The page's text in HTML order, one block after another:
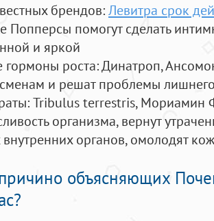
брендов:Левитра срок
Попперсы помогут сделать
и яркой
гормоны роста: Динатроп,
и решат проблемы
Tribulus terrestris, Мориамин
организма, вернут
органов, омолодят
объясняющих